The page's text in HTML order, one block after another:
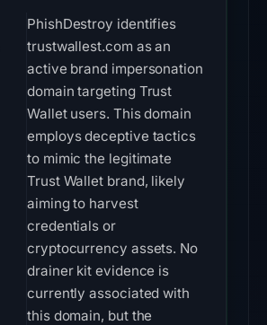
PhishDestroy identifies
trustwallest.com as an
active brand impersonation
domain targeting Trust
Wallet users. This domain
employs deceptive tactics
to mimic the legitimate
Trust Wallet brand, likely
aiming to harvest
credentials or
cryptocurrency assets. No
drainer kit evidence is
currently associated with
this domain, but the